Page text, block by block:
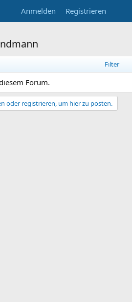
Anmelden Registrieren
Filter
Forum.
oder registrieren, um hier zu posten.